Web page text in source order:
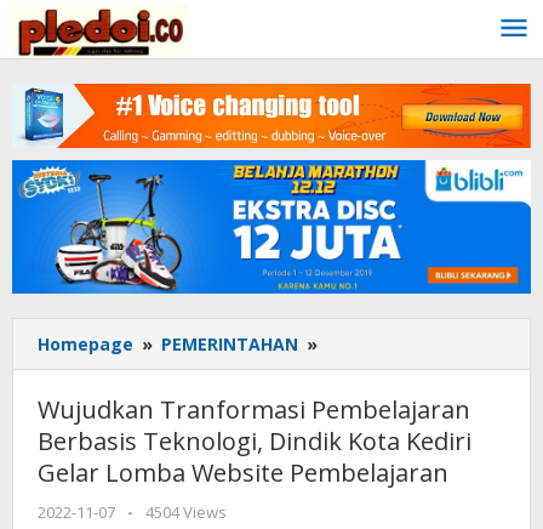
content
Homepage » PEMERINTAHAN »
Tranformasi
Pembelajaran
Berbasis
Teknologi,
Dindik
Wujudkan Tranformasi Pembelajaran
Berbasis Teknologi, Dindik Kota Kediri
Gelar Lomba Website Pembelajaran
2022-11-07
by
-
4504 Views